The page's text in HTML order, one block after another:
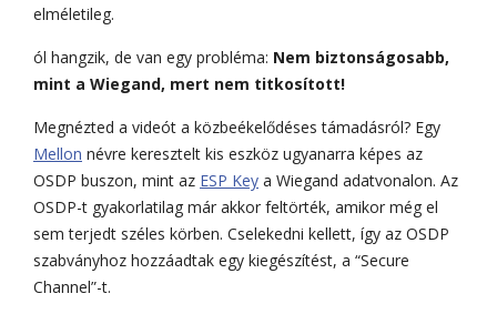
elméletileg.
ól hangzik, de van egy probléma: Nem biztonságosabb,
mint a Wiegand, mert nem titkosított!
Megnézted a videót a közbeékelődéses támadásról? Egy
Mellon névre keresztelt kis eszköz ugyanarra képes az
OSDP buszon, mint az ESP Key a Wiegand adatvonalon. Az
OSDP-t gyakorlatilag már akkor feltörték, amikor még el
sem terjedt széles körben. Cselekedni kellett, így az OSDP
szabványhoz hozzáadtak egy kiegészítést, a “Secure
Channel”-t.